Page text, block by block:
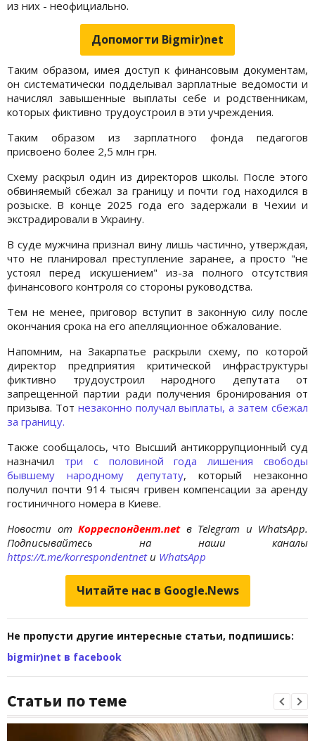
из них - неофициально.
Допомогти Bigmir)net
Таким образом, имея доступ к финансовым документам,
он систематически подделывал зарплатные ведомости и
начислял завышенные выплаты себе и родственникам,
которых фиктивно трудоустроил в эти учреждения.
Таким образом из зарплатного фонда педагогов
присвоено более 2,5 млн грн.
Схему раскрыл один из директоров школы. После этого
обвиняемый сбежал за границу и почти год находился в
розыске. В конце 2025 года его задержали в Чехии и
экстрадировали в Украину.
В суде мужчина признал вину лишь частично, утверждая,
что не планировал преступление заранее, а просто "не
устоял перед искушением" из-за полного отсутствия
финансового контроля со стороны руководства.
Тем не менее, приговор вступит в законную силу после
окончания срока на его апелляционное обжалование.
Напомним, на Закарпатье раскрыли схему, по которой
директор предприятия критической инфраструктуры
фиктивно трудоустроил народного депутата от
запрещенной партии ради получения бронирования от
призыва. Тот незаконно получал выплаты, а затем сбежал
за границу.
Также сообщалось, что Высший антикоррупционный суд
назначил три с половиной года лишения свободы
бывшему народному депутату, который незаконно
получил почти 914 тысяч гривен компенсации за аренду
гостиничного номера в Киеве.
Новости отКорреспондент.net в Telegram и WhatsApp.
Подписывайтесь на наши каналы
https://t.me/korrespondentnetи WhatsApp
Читайте нас в Google.News
Не пропусти другие интересные статьи, подпишись:
bigmir)net в facebook
Статьи по теме